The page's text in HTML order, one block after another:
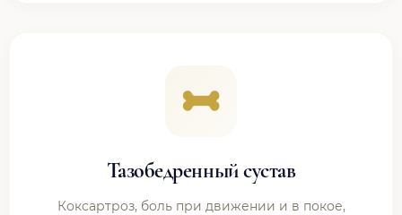
Тазобедренный сустав
Коксартроз, боль при движении и в покое,